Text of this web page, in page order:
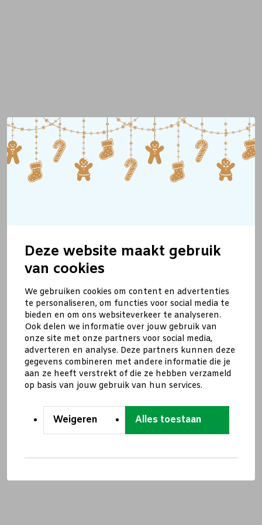
Deze website maakt gebruik
van cookies
We gebruiken cookies om content en advertenties
te personaliseren, om functies voor social media te
bieden en om ons websiteverkeer te analyseren.
Ook delen we informatie over jouw gebruik van
onze site met onze partners voor social media,
adverteren en analyse. Deze partners kunnen deze
gegevens combineren met andere informatie die je
aan ze heeft verstrekt of die ze hebben verzameld
op basis van jouw gebruik van hun services.
Weigeren Alles toestaan